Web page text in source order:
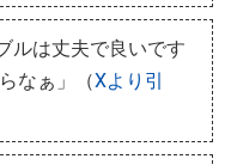
ルは丈夫で良いです
なぁ」（Xより引